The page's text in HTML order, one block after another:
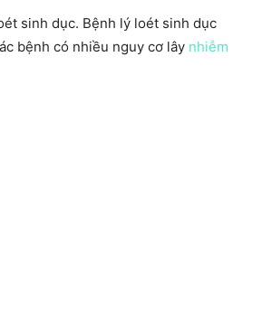
sinh dục. Bệnh lý loét sinh dục
bệnh có nhiều nguy cơ lây nhiễm